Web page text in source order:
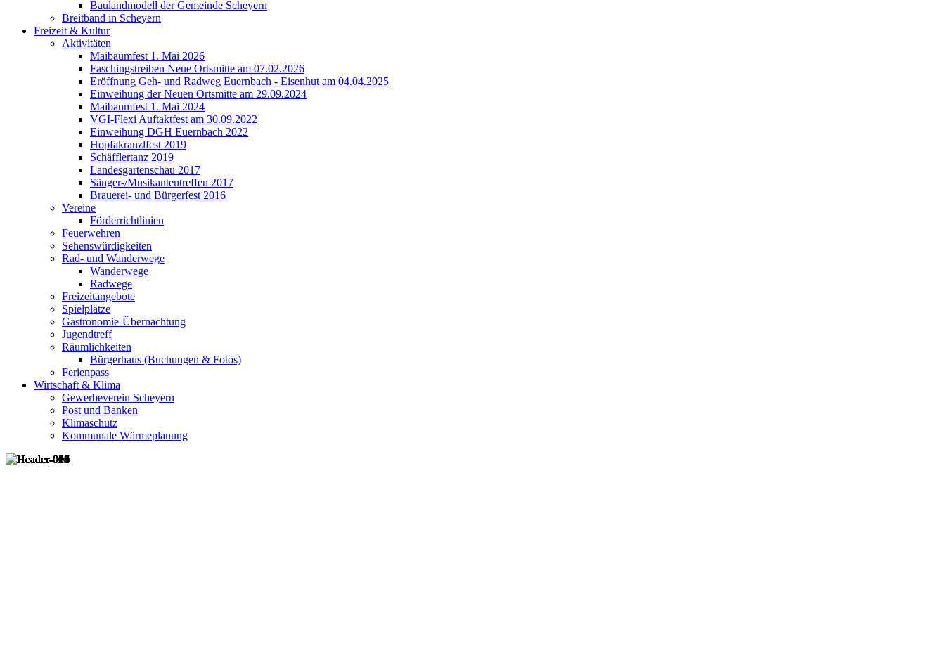
Baulandmodell der Gemeinde Scheyern
Breitband in Scheyern
Freizeit & Kultur
Aktivitäten
Maibaumfest 1. Mai 2026
Faschingstreiben Neue Ortsmitte am 07.02.2026
Eröffnung Geh- und Radweg Euernbach - Eisenhut am 04.04.2025
Einweihung der Neuen Ortsmitte am 29.09.2024
Maibaumfest 1. Mai 2024
VGI-Flexi Auftaktfest am 30.09.2022
Einweihung DGH Euernbach 2022
Hopfakranzlfest 2019
Schäfflertanz 2019
Landesgartenschau 2017
Sänger-/Musikantentreffen 2017
Brauerei- und Bürgerfest 2016
Vereine
Förderrichtlinien
Feuerwehren
Sehenswürdigkeiten
Rad- und Wanderwege
Wanderwege
Radwege
Freizeitangebote
Spielplätze
Gastronomie-Übernachtung
Jugendtreff
Räumlichkeiten
Bürgerhaus (Buchungen & Fotos)
Ferienpass
Wirtschaft & Klima
Gewerbeverein Scheyern
Post und Banken
Klimaschutz
Kommunale Wärmeplanung